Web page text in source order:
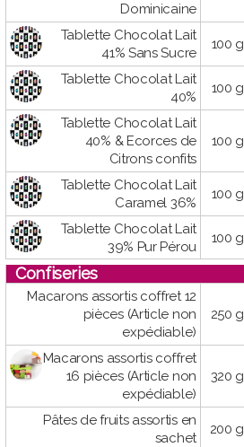
Dominicaine
Tablette Chocolat Lait
41% Sans Sucre
100 g
Tablette Chocolat Lait
40%
100 g
Tablette Chocolat Lait
40% & Ecorces de
Citrons confits
100 g
Tablette Chocolat Lait
Caramel 36%
100 g
Tablette Chocolat Lait
39% Pur Pérou
100 g
Confiseries
Macarons assortis coffret 12
pièces (Article non
expédiable)
250 g
Macarons assortis coffret
16 pièces (Article non
expédiable)
320 g
Pâtes de fruits assortis en
sachet
200 g